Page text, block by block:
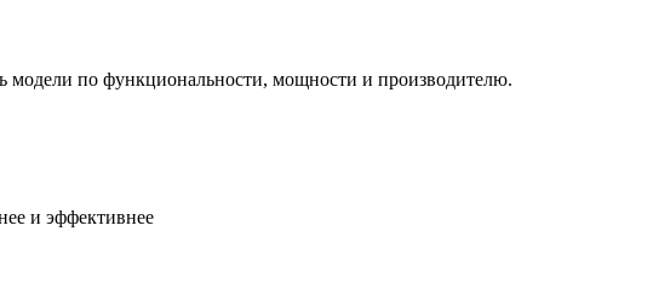
модели по функциональности, мощности и производителю.
и эффективнее